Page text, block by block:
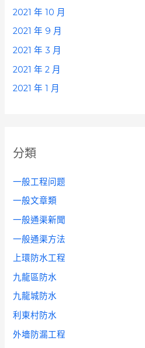
2021 年 10 月
2021 年 9 月
2021 年 3 月
2021 年 2 月
2021 年 1 月
分類
一般工程问题
一般文章類
一般通渠新聞
一般通渠方法
上環防水工程
九龍區防水
九龍城防水
利東村防水
外墻防漏工程